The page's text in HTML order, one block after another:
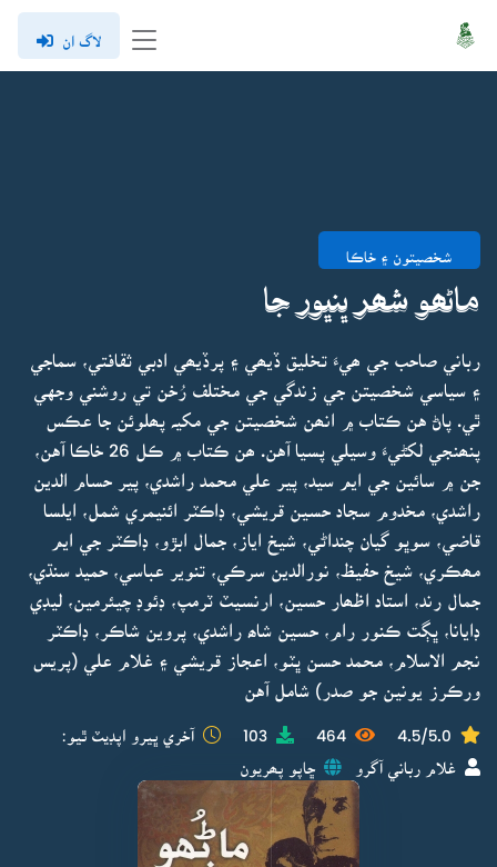
لاگ ان
شخصيتون ۽ خاڪا
ماڻھو شھر ڀنڀور جا
رباني صاحب جي ھيءَ تخليق ڏيھي ۽ پرڏيھي ادبي ثقافتي، سماجي
۽ سياسي شخصيتن جي زندگي جي مختلف رُخن تي روشني وجهي
ٿي. پاڻ هن ڪتاب ۾ انھن شخصيتن جي مکيہ پھلوئن جا عڪس
پنھنجي لکڻيءَ وسيلي پسيا آهن. ھن ڪتاب ۾ ڪل 26 خاڪا آهن،
جن ۾ سائين جي ايم سيد، پير علي محمد راشدي، پير حسام الدين
راشدي، مخدوم سجاد حسين قريشي، ڊاڪٽر ائنيمري شمل، ايلسا
قاضي، سوڀو گيان چنداڻي، شيخ اياز، جمال ابڙو، ڊاڪٽر جي ايم
مھڪري، شيخ حفيظ، نورالدين سرڪي، تنوير عباسي، حميد سنڌي،
جمال رند، استاد اظھار حسين، ارنسيٽ ٽرمپ، ڊئوڊ چيئرمين، ليڊي
ڊايانا، ڀڳت ڪنور رام، حسين شاھ راشدي، پروين شاڪر، ڊاڪٽر
نجم الاسلام، محمد حسن ڀٽو، اعجاز قريشي ۽ غلام علي (پريس
ورڪرز يونين جو صدر) شامل آهن
4.5/5.0
464
103 آخري ڀيرو اپڊيٽ ٿيو:
غلام رباني آگرو ڇاپو پھريون